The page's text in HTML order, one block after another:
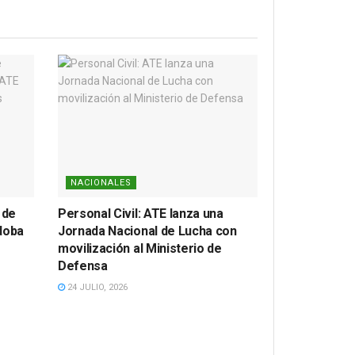
NACIONALES
Personal Civil: ATE lanza una
Jornada Nacional de Lucha con
movilización al Ministerio de
Defensa
24 JULIO, 2026